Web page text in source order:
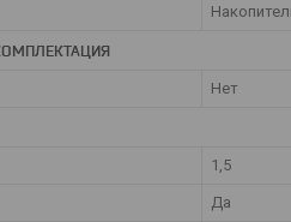
Нет
1,5
Да